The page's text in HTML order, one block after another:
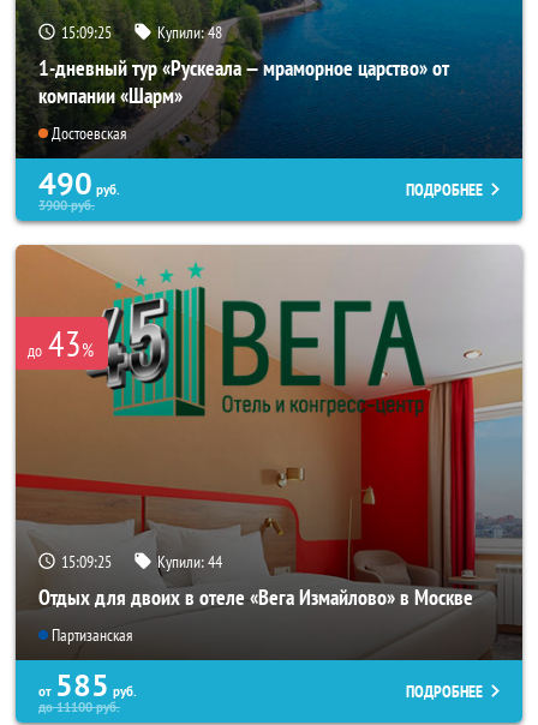
15:09:22 Купили:48
1-дневный тур «Рускеала — мраморное царство» от
компании «Шарм»
Достоевская
490 руб.
3900руб.
ПОДРОБНЕЕ
до 43%
15:09:22 Купили:44
Отдых для двоих в отеле «Вега Измайлово» в Москве
Партизанская
от 585 руб.
до11100руб.
ПОДРОБНЕЕ